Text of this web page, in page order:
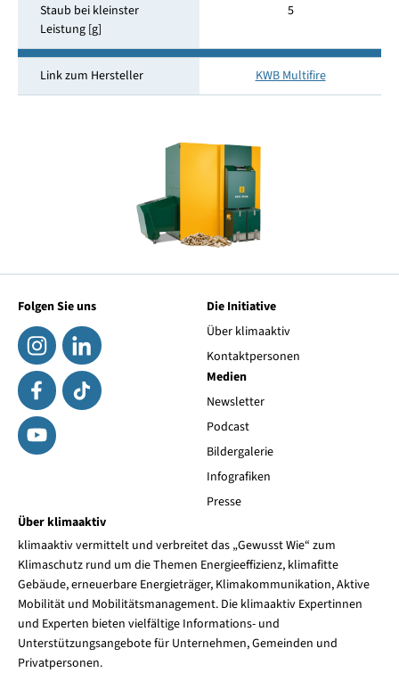
Staub bei kleinster
Leistung [g]
5
Link zum Hersteller KWB Multifire
Folgen Sie uns
Die Initiative
Über klimaaktiv
Kontaktpersonen
Medien
Newsletter
Podcast
Bildergalerie
Infografiken
Presse
Über klimaaktiv
klimaaktiv vermittelt und verbreitet das „Gewusst Wie“ zum
Klimaschutz rund um die Themen Energieeffizienz, klimafitte
Gebäude, erneuerbare Energieträger, Klimakommunikation, Aktive
Mobilität und Mobilitätsmanagement. Die klimaaktiv Expertinnen
und Experten bieten vielfältige Informations- und
Unterstützungsangebote für Unternehmen, Gemeinden und
Privatpersonen.